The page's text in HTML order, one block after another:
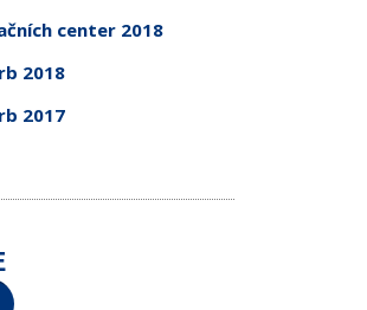
center 2018
2018
2017